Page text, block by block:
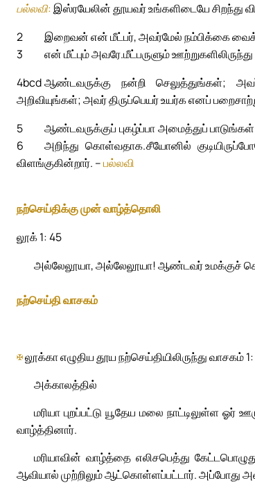
பல்லவி:இஸ்ரயேலின் தூயவர் உங்களிடையே சிறந்து
2
இறைவன் என் மீட்பர், அவர்மேல் நம்பிக்கை
என் மீட்பும் அவரே.
3 மீட்பருளும்
4bcdஆண்டவருக்கு நன்றி செலுத்துங்கள்;
அறிவியுங்கள்; அவர் திருப்பெயர் உயர்க எனப்
5
ஆண்டவருக்குப் புகழ்ப்பா அமைத்துப்
அறிந்து கொள்வதாக.
6
சீயோனில்
விளங்குகின்றார். –பல்லவி
நற்செய்திக்கு முன் வாழ்த்தொலி
லூக் 1: 45
அல்லேலூயா, அல்லேலூயா! ஆண்டவர் உமக்குச்
நற்செய்தி வாசகம்
✠லூக்கா எழுதிய தூய நற்செய்தியிலிருந்து வாசகம்
அக்காலத்தில்
மரியா புறப்பட்டு யூதேய மலை நாட்டிலுள்ள
வாழ்த்தினார்.
மரியாவின் வாழ்த்தை எலிசபெத்து
ஆவியால் முற்றிலும் ஆட்கொள்ளப்பட்டார். அப்போது